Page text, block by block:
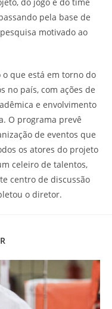
pela base de
motivado ao
que está em torno do
no país, com ações de
e envolvimento
O programa prevê
de eventos que
os atores do projeto
celeiro de talentos,
centro de discussão
o diretor.